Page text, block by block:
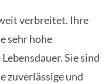
verbreitet. Ihre
sehr hohe
Sie sind
zuverlässige und